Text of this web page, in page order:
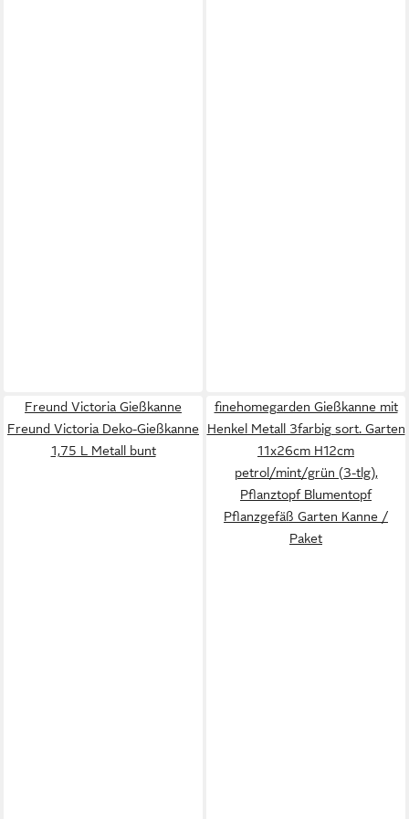
Freund Victoria Gießkanne
Freund Victoria Deko-Gießkanne
1,75 L Metall bunt
finehomegarden Gießkanne mit
Henkel Metall 3farbig sort. Garten
11x26cm H12cm
petrol/mint/grün (3-tlg),
Pflanztopf Blumentopf
Pflanzgefäß Garten Kanne /
Paket